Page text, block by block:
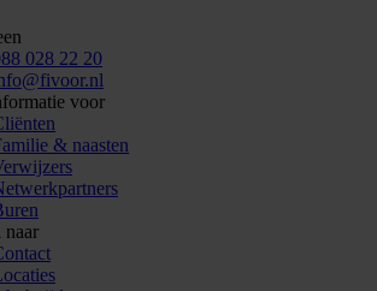
028 22 20
voor
& naasten
naar